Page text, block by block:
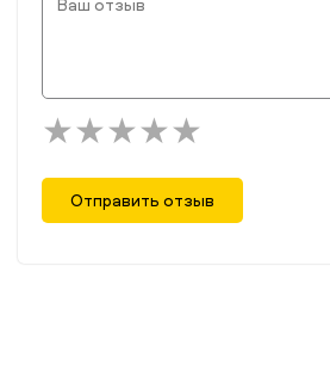
Отправить отзыв